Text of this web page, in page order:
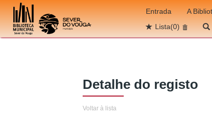
Ir para o conteúdo
Entrada A
Lista(0)
Detalhe do registo
Voltar à lista